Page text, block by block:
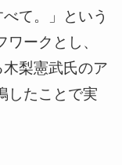
て。」という
ークとし、
梨憲武氏のア
したことで実